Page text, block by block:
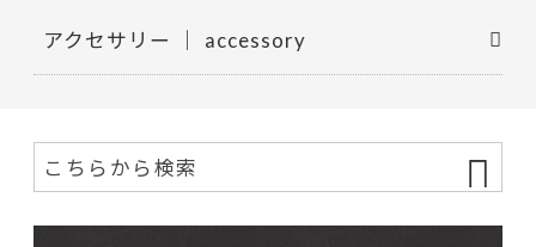
アクセサリー ｜ accessory